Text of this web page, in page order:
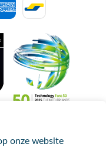
exclusief btw
onze website